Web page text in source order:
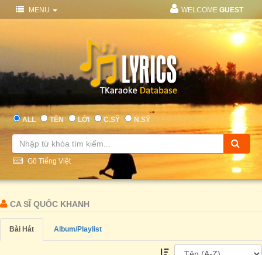
MENU WELCOME GUEST
ALL TÊN LỜI C.SỸ N.SỸ
Gõ Tiếng Việt
CA SĨ QUỐC KHANH
Bài Hát Album/Playlist